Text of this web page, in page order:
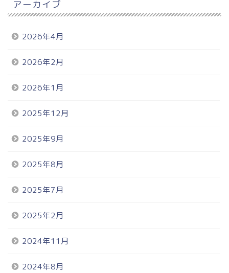
アーカイブ
2026年4月
2026年2月
2026年1月
2025年12月
2025年9月
2025年8月
2025年7月
2025年2月
2024年11月
2024年8月